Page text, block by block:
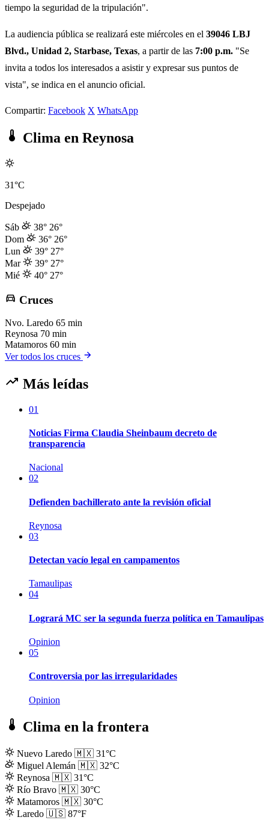
tiempo la seguridad de la tripulación".
La audiencia pública se realizará este miércoles en el 39046 LBJ
Blvd., Unidad 2, Starbase, Texas, a partir de las 7:00 p.m. "Se
invita a todos los interesados a asistir y expresar sus puntos de
vista", se indica en el anuncio oficial.
Compartir: Facebook X WhatsApp
Clima en Reynosa
31°C
Despejado
Sáb 38° 26°
Dom
36° 26°
Lun
39° 27°
Mar
39° 27°
Mié
40° 27°
Cruces
Nvo. Laredo 65 min
Reynosa 70 min
Matamoros 60 min
Ver todos los cruces
Más leídas
01
Noticias Firma Claudia Sheinbaum decreto de
transparencia
Nacional
02
Defienden bachillerato ante la revisión oficial
Reynosa
03
Detectan vacío legal en campamentos
Tamaulipas
04
Logrará MC ser la segunda fuerza política en Tamaulipas
Opinion
05
Controversia por las irregularidades
Opinion
Clima en la frontera
Nuevo Laredo 🇲🇽 31°C
Miguel Alemán 🇲🇽 32°C
Reynosa 🇲🇽 31°C
Río Bravo 🇲🇽 30°C
Matamoros 🇲🇽 30°C
Laredo 🇺🇸 87°F